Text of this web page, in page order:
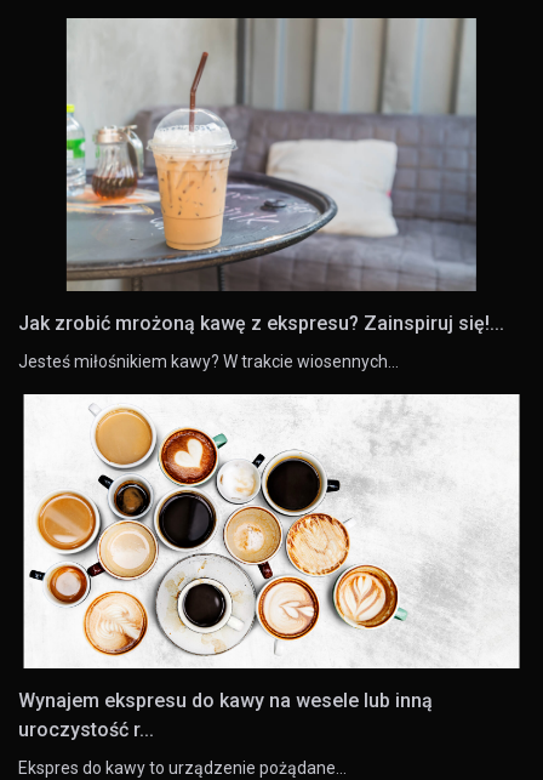
Jak zrobić mrożoną kawę z ekspresu? Zainspiruj się!...
Jesteś miłośnikiem kawy? W trakcie wiosennych…
Wynajem ekspresu do kawy na wesele lub inną
uroczystość r...
Ekspres do kawy to urządzenie pożądane…